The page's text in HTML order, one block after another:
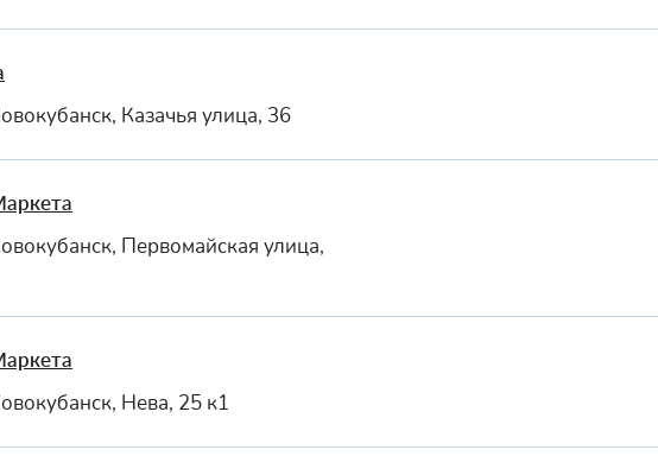
Казачья улица, 36
Первомайская улица,
Нева, 25 к1